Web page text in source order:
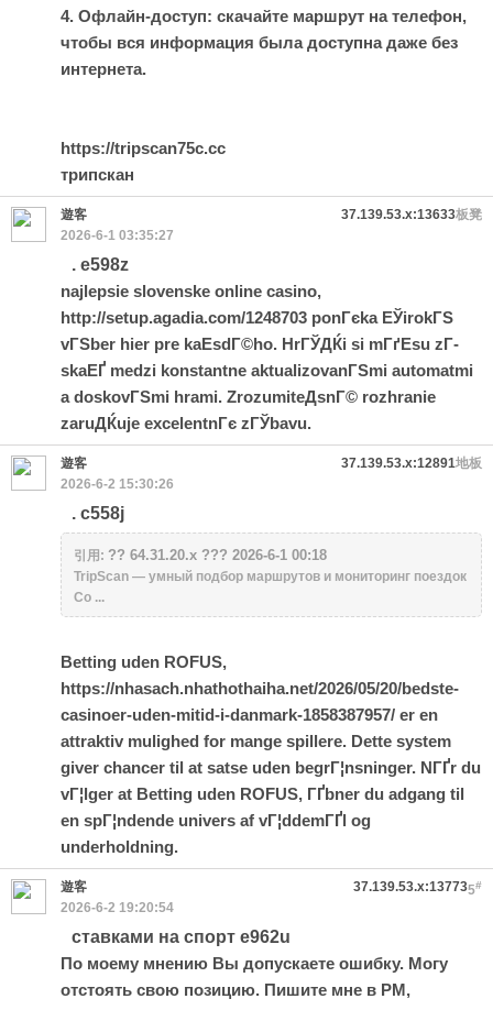
4. Офлайн-доступ: скачайте маршрут на телефон,
чтобы вся информация была доступна даже без
интернета.
https://tripscan75c.cc
трипскан
板凳
遊客
37.139.53.x:13633
2026-6-1 03:35:27
. e598z
najlepsie slovenske online casino,
http://setup.agadia.com/1248703 ponГєka ЕЎirokГЅ
vГЅber hier pre kaЕѕdГ©ho. HrГЎДЌi si mГґЕѕu zГ­
skaЕҐ medzi konstantne aktualizovanГЅmi automatmi
a doskovГЅmi hrami. ZrozumiteДѕnГ© rozhranie
zaruДЌuje excelentnГє zГЎbavu.
地板
遊客
37.139.53.x:12891
2026-6-2 15:30:26
. c558j
引用: ?? 64.31.20.x ??? 2026-6-1 00:18
TripScan — умный подбор маршрутов и мониторинг поездок
Со ...
Betting uden ROFUS,
https://nhasach.nhathothaiha.net/2026/05/20/bedste-
casinoer-uden-mitid-i-danmark-1858387957/ er en
attraktiv mulighed for mange spillere. Dette system
giver chancer til at satse uden begrГ¦nsninger. NГҐr du
vГ¦lger at Betting uden ROFUS, ГҐbner du adgang til
en spГ¦ndende univers af vГ¦ddemГҐl og
underholdning.
5#
遊客
37.139.53.x:13773
2026-6-2 19:20:54
ставками на спорт e962u
По моему мнению Вы допускаете ошибку. Могу
отстоять свою позицию. Пишите мне в PM,